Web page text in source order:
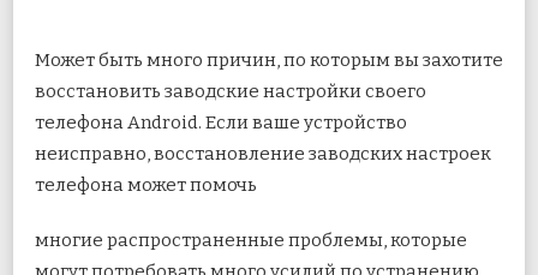
ЗАВОДСКИМ
ТЕЛЕФОНА
ANDROID
JELLY
Может быть много причин, по которым вы захотите
восстановить заводские настройки своего
телефона Android. Если ваше устройство
неисправно, восстановление заводских настроек
телефона может помочь
многие распространенные проблемы, которые